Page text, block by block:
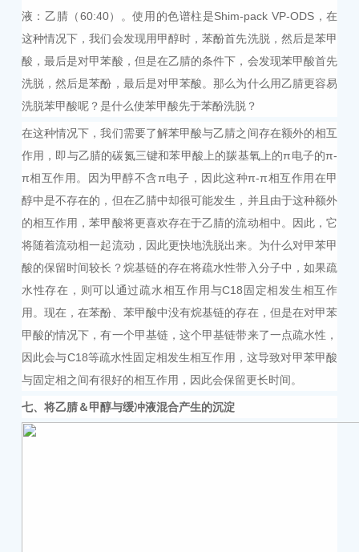
液：乙腈（60:40） 。使用的色谱柱是Shim-pack VP-ODS，在
这种情况下，我们会发现用甲醇时，苯酚首先洗脱，然后是苯甲
酸，最后是对甲苯酸，但是在乙腈的条件下，会发现苯甲酸首先
洗脱，然后是苯酚，最后是对甲苯酸。那么为什么用乙腈更容易
洗脱苯甲酸呢？是什么使苯甲酸先于苯酚洗脱？
在这种情况下，我们需要了解苯甲酸与乙腈之间存在额外的相互
作用，即与乙腈的碳氮三键和苯甲酸上的羰基氧上的π电子的π-
π相互作用。因为甲醇不含π电子，因此这种π-π相互作用在甲
醇中是不存在的，但在乙腈中却很可能发生，并且由于这种额外
的相互作用，苯甲酸将更喜欢存在于乙腈的流动相中。因此，它
将随着流动相一起流动，因此更快地洗脱出来。为什么对甲苯甲
酸的保留时间较长？烷基链的存在将疏水性带入分子中，如果疏
水性存在，则可以通过疏水相互作用与C18固定相发生相互作
用。现在，在苯酚、苯甲酸中没有烷基链的存在，但是在对甲苯
甲酸的情况下，有一个甲基链，这个甲基链带来了一点疏水性，
因此会与C18等疏水性固定相发生相互作用，这导致对甲苯甲酸
与固定相之间有很好的相互作用，因此会保留更长时间。
七、将乙腈＆甲醇与缓冲液混合产生的沉淀